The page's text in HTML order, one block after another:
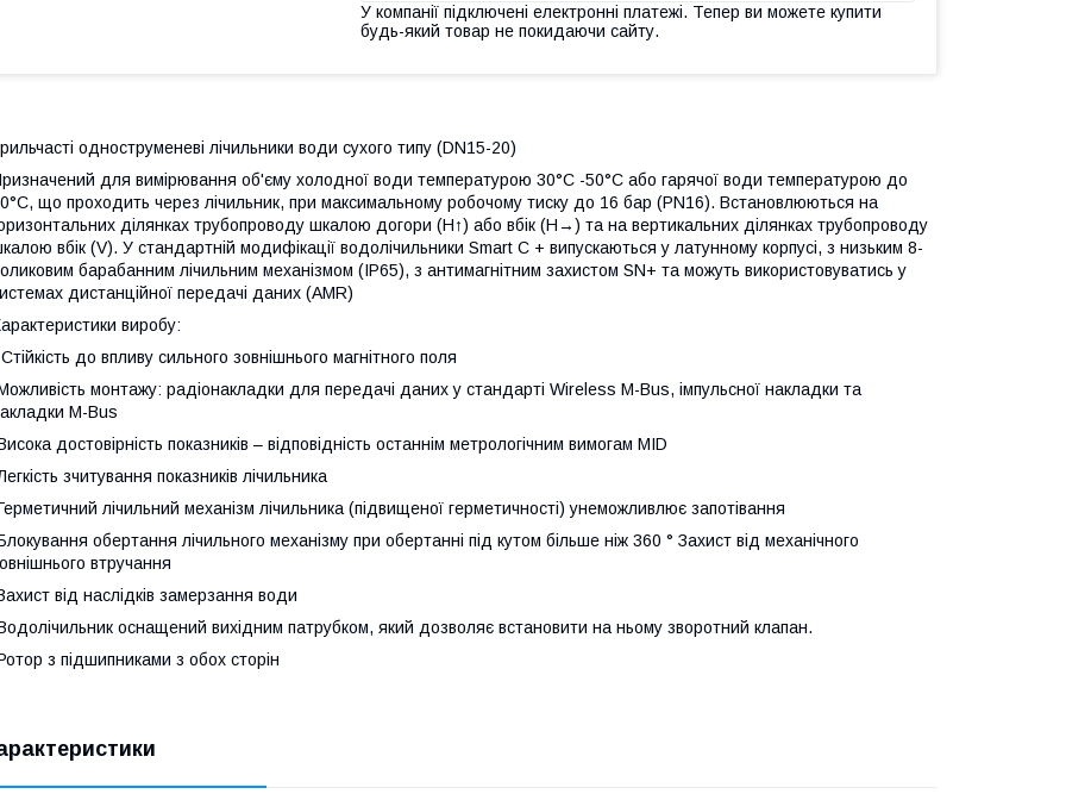
У компанії підключені електронні платежі. Тепер ви можете купити
будь-який товар не покидаючи сайту.
одноструменеві лічильники води сухого типу (DN15-20)
для вимірювання об'єму холодної води температурою 30°C -50°C або гарячої води температурою до
що проходить через лічильник, при максимальному робочому тиску до 16 бар (PN16). Встановлюються на
ділянках трубопроводу шкалою догори (Н↑) або вбік (Н→) та на вертикальних ділянках трубопроводу
вбік (V). У стандартній модифікації водолічильники Smart С + випускаються у латунному корпусі, з низьким 8-
барабанним лічильним механізмом (IP65), з антимагнітним захистом SN+ та можуть використовуватись у
дистанційної передачі даних (AMR)
виробу:
до впливу сильного зовнішнього магнітного поля
монтажу: радіонакладки для передачі даних у стандарті Wireless M-Bus, імпульсної накладки та
M-Bus
достовірність показників – відповідність останнім метрологічним вимогам MID
зчитування показників лічильника
лічильний механізм лічильника (підвищеної герметичності) унеможливлює запотівання
обертання лічильного механізму при обертанні під кутом більше ніж 360 ° Захист від механічного
втручання
від наслідків замерзання води
оснащений вихідним патрубком, який дозволяє встановити на ньому зворотний клапан.
з підшипниками з обох сторін